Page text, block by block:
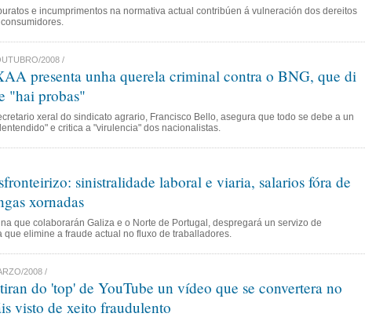
e incumprimentos na normativa actual contribúen á vulneración dos dereitos
2008 /
presenta unha querela criminal contra o BNG, que di
"hai probas"
xeral do sindicato agrario, Francisco Bello, asegura que todo se debe a un
e critica a "virulencia" dos nacionalistas.
sinistralidade laboral e viaria, salarios fóra de
xornadas
que colaborarán Galiza e o Norte de Portugal, despregará un servizo de
que elimine a fraude actual no fluxo de traballadores.
2008 /
do 'top' de YouTube un vídeo que se convertera no
visto de xeito fraudulento